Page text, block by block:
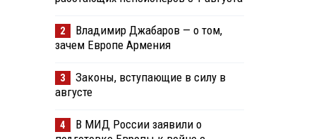
2
Владимир Джабаров — о том,
зачем Европе Армения
3
Законы, вступающие в силу в
августе
4
В МИД России заявили о